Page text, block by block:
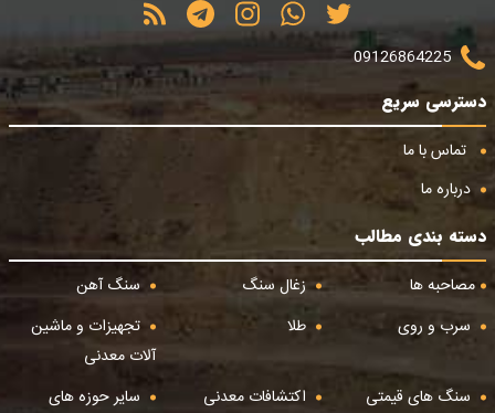
09126864225
دسترسی سریع
تماس با ما
درباره ما
دسته بندی مطالب
مصاحبه ها
زغال سنگ
سنگ آهن
سرب و روی
طلا
تجهیزات و ماشین
آلات معدنی
سنگ های قیمتی
اکتشافات معدنی
سایر حوزه های